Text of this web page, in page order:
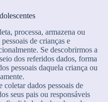
processa, armazena ou
de crianças e
Se descobrirmos a
dos referidos dados, forma
pessoais daquela criança ou
dados pessoais de
seus pais ou responsáveis